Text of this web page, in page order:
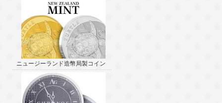
ニュージーランド造幣局製コイン